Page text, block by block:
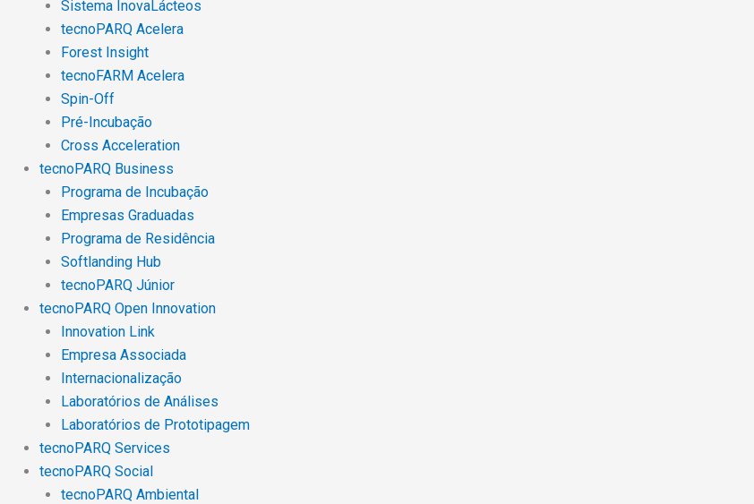
Sistema InovaLácteos
tecnoPARQ Acelera
Forest Insight
tecnoFARM Acelera
Spin-Off
Pré-Incubação
Cross Acceleration
tecnoPARQ Business
Programa de Incubação
Empresas Graduadas
Programa de Residência
Softlanding Hub
tecnoPARQ Júnior
tecnoPARQ Open Innovation
Innovation Link
Empresa Associada
Internacionalização
Laboratórios de Análises
Laboratórios de Prototipagem
tecnoPARQ Services
tecnoPARQ Social
tecnoPARQ Ambiental